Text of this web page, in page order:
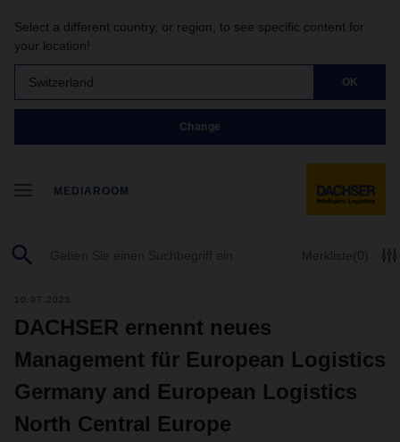
Select a different country, or region, to see specific content for
your location!
Switzerland OK
Change
MEDIAROOM
Merkliste(0)
10.07.2025
DACHSER ernennt neues
Management für European Logistics
Germany and European Logistics
North Central Europe